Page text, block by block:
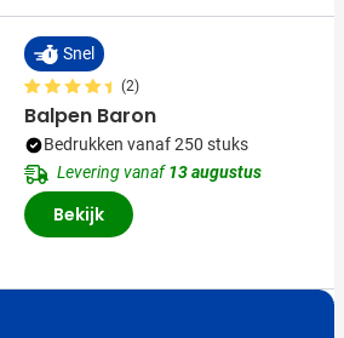
Snel
(2)
Balpen Baron
Bedrukken vanaf 250 stuks
Levering vanaf13 augustus
Bekijk